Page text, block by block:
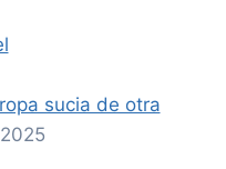
sucia de otra